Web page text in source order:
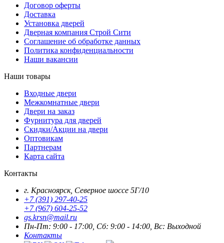
Договор оферты
Доставка
Установка дверей
Дверная компания Строй Сити
Соглашение об обработке данных
Политика конфиденциальности
Наши вакансии
Наши товары
Входные двери
Межкомнатные двери
Двери на заказ
Фурнитура для дверей
Скидки/Акции на двери
Оптовикам
Партнерам
Карта сайта
Контакты
г. Красноярск, Северное шоссе 5Г/10
+7 (391) 297-40-25
+7 (967) 604-25-52
gs.krsn@mail.ru
Пн-Пт: 9:00 - 17:00, Сб: 9:00 - 14:00, Вс: Выходной
Контакты